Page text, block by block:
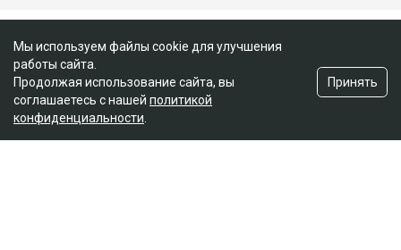
Мы используем файлы cookie для улучшения
работы сайта.
Продолжая использование сайта, вы
соглашаетесь с нашей политикой
конфиденциальности
Принять